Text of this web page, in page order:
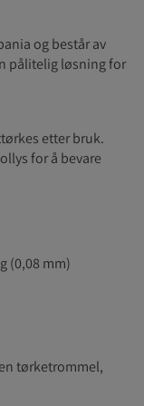
og består av
pålitelig løsning for
etter bruk.
for å bevare
(0,08 mm)
tørketrommel,